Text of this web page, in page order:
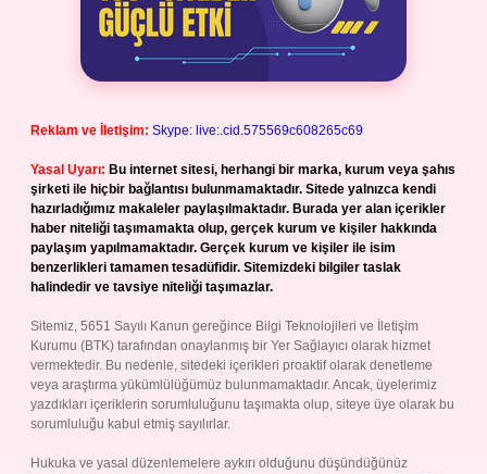
Reklam ve İletişim: Skype: live:.cid.575569c608265c69
Yasal Uyarı: Bu internet sitesi, herhangi bir marka, kurum veya şahıs
şirketi ile hiçbir bağlantısı bulunmamaktadır. Sitede yalnızca kendi
hazırladığımız makaleler paylaşılmaktadır. Burada yer alan içerikler
haber niteliği taşımamakta olup, gerçek kurum ve kişiler hakkında
paylaşım yapılmamaktadır. Gerçek kurum ve kişiler ile isim
benzerlikleri tamamen tesadüfidir. Sitemizdeki bilgiler taslak
halindedir ve tavsiye niteliği taşımazlar.
Sitemiz, 5651 Sayılı Kanun gereğince Bilgi Teknolojileri ve İletişim
Kurumu (BTK) tarafından onaylanmış bir Yer Sağlayıcı olarak hizmet
vermektedir. Bu nedenle, sitedeki içerikleri proaktif olarak denetleme
veya araştırma yükümlülüğümüz bulunmamaktadır. Ancak, üyelerimiz
yazdıkları içeriklerin sorumluluğunu taşımakta olup, siteye üye olarak bu
sorumluluğu kabul etmiş sayılırlar.
Hukuka ve yasal düzenlemelere aykırı olduğunu düşündüğünüz